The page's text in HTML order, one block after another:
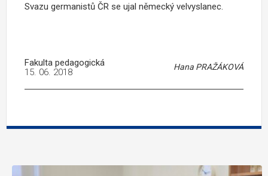
Svazu germanistů ČR se ujal německý velvyslanec.
Fakulta pedagogická Hana PRAŽÁKOVÁ
15. 06. 2018